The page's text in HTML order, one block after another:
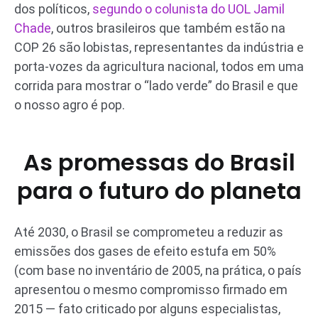
dos políticos, segundo o colunista do UOL Jamil
Chade, outros brasileiros que também estão na
COP 26 são lobistas, representantes da indústria e
porta-vozes da agricultura nacional, todos em uma
corrida para mostrar o “lado verde” do Brasil e que
o nosso agro é pop.
As promessas do Brasil
para o futuro do planeta
Até 2030, o Brasil se comprometeu a reduzir as
emissões dos gases de efeito estufa em 50%
(com base no inventário de 2005, na prática, o país
apresentou o mesmo compromisso firmado em
2015 — fato criticado por alguns especialistas,